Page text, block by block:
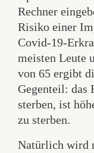
Rechner
Risiko einer
Covid-19-
meisten Leute
von 65 ergibt
Gegenteil: das
sterben, ist
zu sterben.
Natürlich wird